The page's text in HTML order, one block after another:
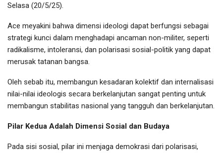
Selasa (20/5/25).
Ace meyakini bahwa dimensi ideologi dapat berfungsi sebagai
strategi kunci dalam menghadapi ancaman non-militer, seperti
radikalisme, intoleransi, dan polarisasi sosial-politik yang dapat
merusak tatanan bangsa.
Oleh sebab itu, membangun kesadaran kolektif dan internalisasi
nilai-nilai ideologis secara berkelanjutan sangat penting untuk
membangun stabilitas nasional yang tangguh dan berkelanjutan.
Pilar Kedua Adalah Dimensi Sosial dan Budaya
Pada sisi sosial, pilar ini menjaga demokrasi dari polarisasi,